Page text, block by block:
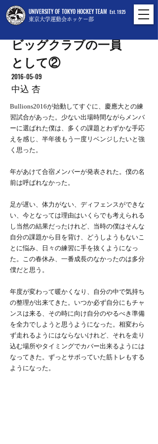
UNIVERSITY OF TOKYO HOCKEY TEAM
東京大学運動会ホッケー部
Est. 1925
ビッグクラブの一員
として②
2016-05-09
中込 杏
Bullions2016が始動してすぐに、慶應大との練
習試合があった。少ない出場時間ながらメンバ
ーに選ばれた僕は、多くの課題とわずかな手応
えを感じ、半年後もう一度リベンジしたいと強
く思った。
年があけて合宿メンバーが発表された。僕の名
前は呼ばれなかった。
足が遅い、体力がない、ディフェンスができな
い、今となっては理由はいくらでも考えられる
し当然の結果だったけれど、当時の僕はそんな
自分の課題から目を背け、どうしようもないこ
とに悩み、日々の練習に手を抜くようになっ
た。この春休み、一番成長のなかったのは多分
僕だと思う。
年度が変わって暖かくなり、自分の中で気持ち
の整理が出来てきた。いつか必ず自分にもチャ
ンスは来る、その時に向け自分のやるべき準備
を全力でしようと思うようになった。相変わら
ず走れるようにはならないけれど、それを走り
込む場所やタイミングでカバー出来るようには
なってきた。ずっとサボっていた筋トレもする
ようになった。